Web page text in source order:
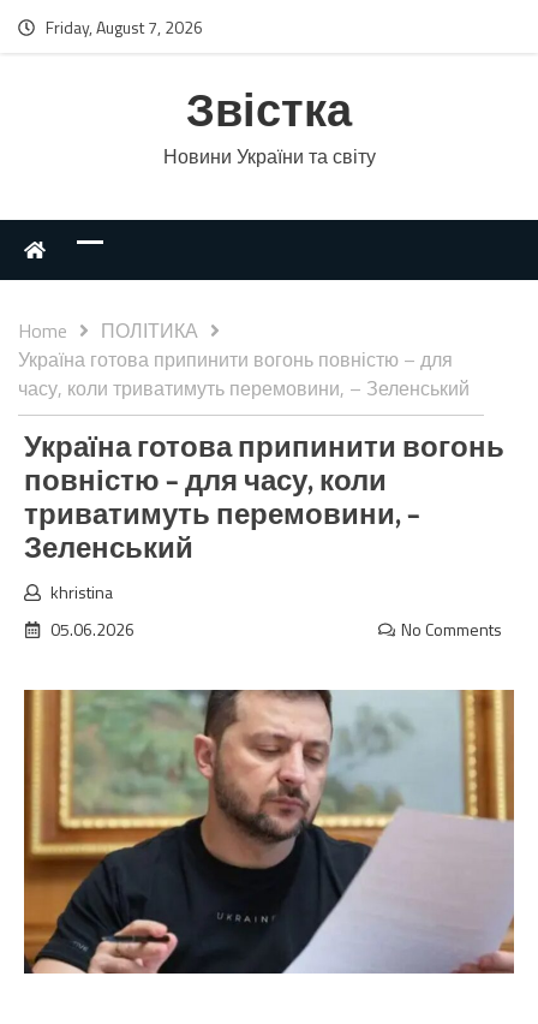
Friday, August 7, 2026
Звістка
Новини України та світу
Home
ПОЛІТИКА
Україна готова припинити вогонь повністю – для
часу, коли триватимуть перемовини, – Зеленський
Україна готова припинити вогонь
повністю – для часу, коли
триватимуть перемовини, –
Зеленський
khristina
05.06.2026
No Comments